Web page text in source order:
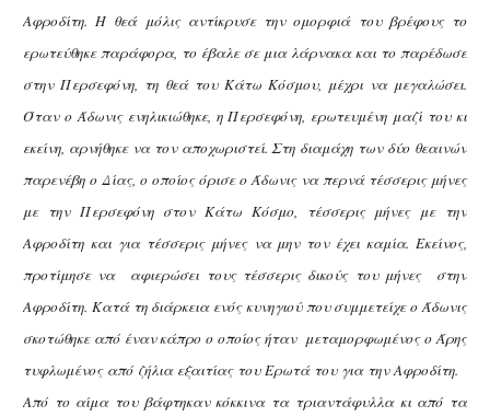
Αφροδίτη. Η θεά μόλις αντίκρυσε την ομορφιά του βρέφους το
ερωτεύθηκε παράφορα, το έβαλε σε μια λάρνακα και το παρέδωσε
στην Περσεφόνη, τη θεά του Κάτω Κόσμου, μέχρι να μεγαλώσει.
Όταν ο Άδωνις ενηλικιώθηκε, η Περσεφόνη, ερωτευμένη μαζί του κι
εκείνη, αρνήθηκε να τον αποχωριστεί. Στη διαμάχη των δύο θεαινών
παρενέβη ο Δίας, ο οποίος όρισε ο Άδωνις να περνά τέσσερις μήνες
με την Περσεφόνη στον Κάτω Κόσμο, τέσσερις μήνες με την
Αφροδίτη και για τέσσερις μήνες να μην τον έχει καμία. Εκείνος,
προτίμησε να αφιερώσει τους τέσσερις δικούς του μήνες στην
Αφροδίτη. Κατά τη διάρκεια ενός κυνηγιού που συμμετείχε ο Άδωνις
σκοτώθηκε από έναν κάπρο ο οποίος ήταν μεταμορφωμένος ο Άρης
τυφλωμένος από ζήλια εξαιτίας του Ερωτά του για την Αφροδίτη.
Από το αίμα του βάφτηκαν κόκκινα τα τριαντάφυλλα κι από τα